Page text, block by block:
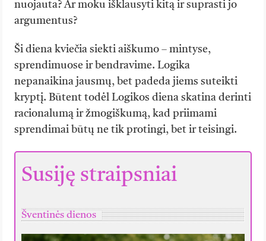
nuojauta? Ar moku išklausyti kitą ir suprasti jo
argumentus?
Ši diena kviečia siekti aiškumo – mintyse,
sprendimuose ir bendravime. Logika
nepanaikina jausmų, bet padeda jiems suteikti
kryptį. Būtent todėl Logikos diena skatina derinti
racionalumą ir žmogiškumą, kad priimami
sprendimai būtų ne tik protingi, bet ir teisingi.
Susiję straipsniai
Šventinės dienos